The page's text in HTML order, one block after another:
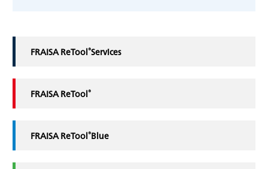
FRAISA ReTool®Services
FRAISA ReTool®
FRAISA ReTool®Blue